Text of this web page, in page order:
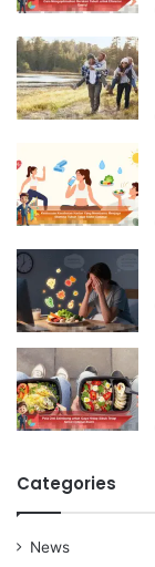
Categories
News